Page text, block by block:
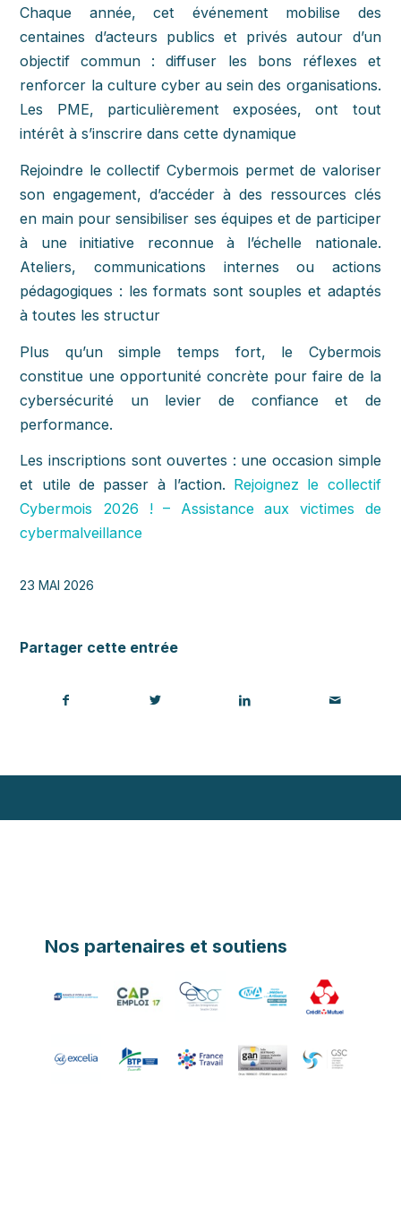
Chaque année, cet événement mobilise des
centaines d’acteurs publics et privés autour d’un
objectif commun : diffuser les bons réflexes et
renforcer la culture cyber au sein des organisations.
Les PME, particulièrement exposées, ont tout
intérêt à s’inscrire dans cette dynamique
Rejoindre le collectif Cybermois permet de valoriser
son engagement, d’accéder à des ressources clés
en main pour sensibiliser ses équipes et de participer
à une initiative reconnue à l’échelle nationale.
Ateliers, communications internes ou actions
pédagogiques : les formats sont souples et adaptés
à toutes les structur
Plus qu’un simple temps fort, le Cybermois
constitue une opportunité concrète pour faire de la
cybersécurité un levier de confiance et de
performance.
Les inscriptions sont ouvertes : une occasion simple
et utile de passer à l’action. Rejoignez le collectif
Cybermois 2026 ! – Assistance aux victimes de
cybermalveillance
23 MAI 2026
Partager cette entrée
Nos partenaires et soutiens